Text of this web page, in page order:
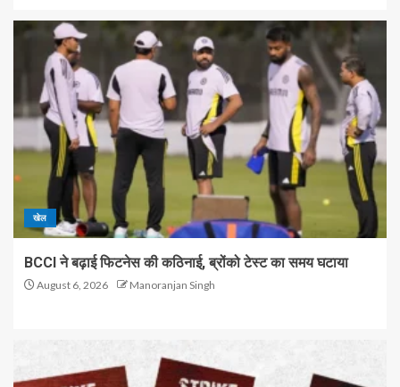
खेल
BCCI ने बढ़ाई फिटनेस की कठिनाई, ब्रोंको टेस्ट का समय घटाया
August 6, 2026 Manoranjan Singh